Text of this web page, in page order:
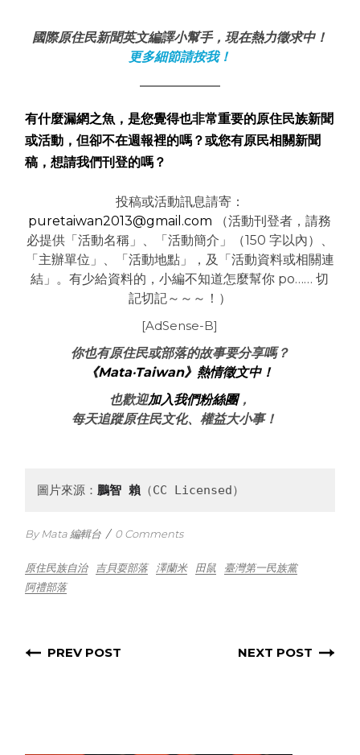
國際原住民新聞英文編譯小幫手，現在熱力徵求中！
更多細節請按我！
有什麼漏網之魚，是您覺得也非常重要的原住民族新聞
或活動，但卻不在週報裡的嗎？或您有原民相關新聞
稿，想請我們刊登的嗎？
投稿或活動訊息請寄：
puretaiwan2013@gmail.com
（活動刊登者，請務
必提供「活動名稱」、「活動簡介」（150 字以內）、
「主辦單位」、「活動地點」，及「活動資料或相關連
結」。有少給資料的，小編不知道怎麼幫你 po…… 切
記切記～～～！）
[AdSense-B]
你也有原住民或部落的故事要分享嗎？
《Mata‧Taiwan》熱情徵文中！
也歡迎加入我們粉絲團，
每天追蹤原住民文化、權益大小事！
圖片來源：鵬智 賴 （CC Licensed）
By Mata 編輯台 / 0 Comments
原住民族自治 吉貝耍部落 澤蘭米 田鼠
臺灣第一民族黨
阿禮部落
PREV POST NEXT POST